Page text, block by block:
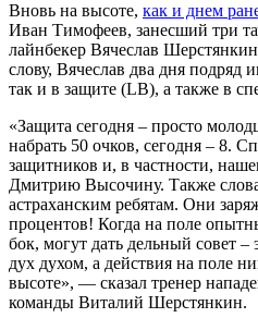
Вновь на высоте, как и днем
Иван Тимофеев, занесший три
лайнбекер Вячеслав
слову, Вячеслав два дня подряд
так и в защите (LB), а также в
«Защита сегодня – просто
набрать 50 очков, сегодня – 8.
защитников и, в частности,
Дмитрию Высочину. Также
астраханским ребятам. Они
процентов! Когда на поле
бок, могут дать дельный совет –
дух духом, а действия на поле
высоте», — сказал тренер
команды Виталий Шерстянкин.